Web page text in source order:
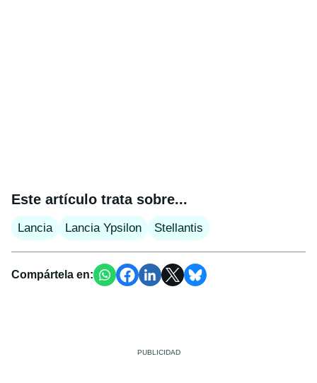
Este artículo trata sobre...
Lancia Lancia Ypsilon Stellantis
Compártela en: